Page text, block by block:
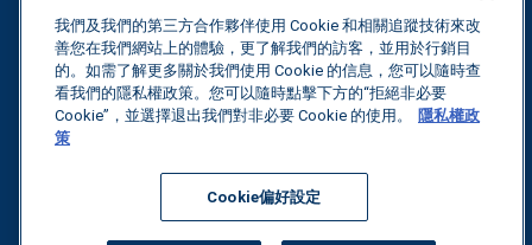
联系我们
我們及我們的第三方合作夥伴使用 Cookie 和相關追蹤技術來改
善您在我們網站上的體驗，更了解我們的訪客，並用於行銷目
的。如需了解更多關於我們使用 Cookie 的信息，您可以隨時查
看我們的隱私權政策。您可以隨時點擊下方的“拒絕非必要
Cookie”，並選擇退出我們對非必要 Cookie 的使用。
隱私權政
策
Cookie偏好設定